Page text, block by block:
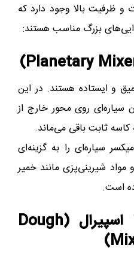
ظرفیت بالا وجود دارد که
بزرگ مناسب هستند:
و ایستاده هستند. در این
سیاره‌ای روی محور خارج از
ثابت باقی می‌ماند.
سیاره‌ای را به گزینه‌ای
مواد شیرینی‌پزی مانند خمیر
است.
2. میکسر خمیر یا اسپیرال (Dough